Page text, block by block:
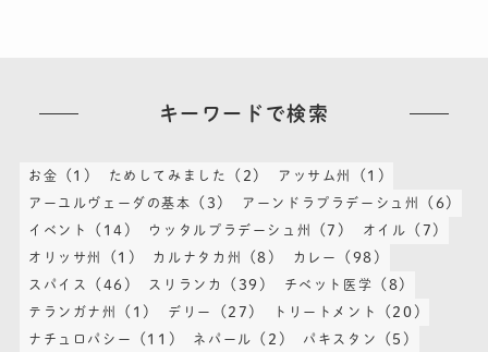
キーワードで検索
お金 (1) ためしてみました (2) アッサム州 (1)
アーユルヴェーダの基本 (3) アーンドラプラデーシュ州 (6)
イベント (14) ウッタルプラデーシュ州 (7) オイル (7)
オリッサ州 (1) カルナタカ州 (8) カレー (98)
スパイス (46) スリランカ (39) チベット医学 (8)
テランガナ州 (1) デリー (27) トリートメント (20)
ナチュロパシー (11) ネパール (2) パキスタン (5)